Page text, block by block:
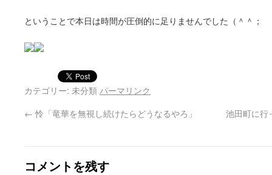
ということで本日は時間が圧倒的に足りませんでした（＾＾；
カテゴリー: 未分類 パーマリンク
←怜「竜華を無視し続けたらどうなるやろ」 池田町に行
コメントを残す